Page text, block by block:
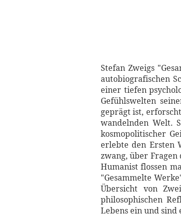
Stefan Zweigs
autobiografischen
einer tiefen
Gefühlswelten
geprägt ist,
wandelnden Welt.
kosmopolitischer
erlebte den Ersten
zwang, über
Humanist flossen
"Gesammelte
Übersicht von
philosophischen
Lebens ein und